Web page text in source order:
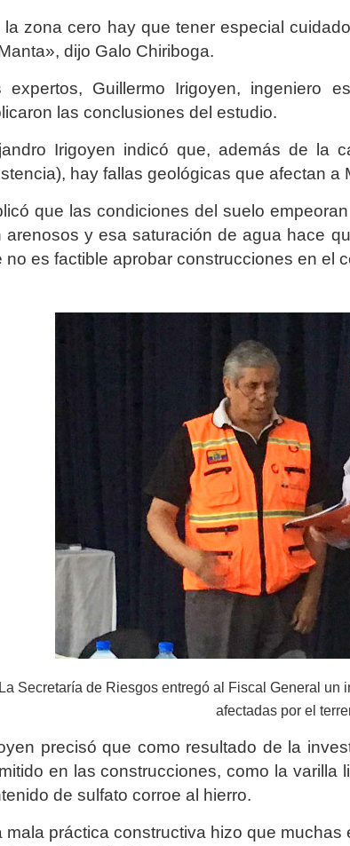
la zona cero hay que tener especial
dijo Galo Chiriboga.
expertos, Guillermo Irigoyen, ingeniero
las conclusiones del estudio.
Irigoyen indicó que, además de la
hay fallas geológicas que afectan a
que las condiciones del suelo
arenosos y esa saturación de agua hace
no es factible aprobar construcciones en el
Secretaría de Riesgos entregó al Fiscal General
afectadas por el
precisó que como resultado de la
en las construcciones, como la varilla
de sulfato corroe al hierro.
mala práctica constructiva hizo que